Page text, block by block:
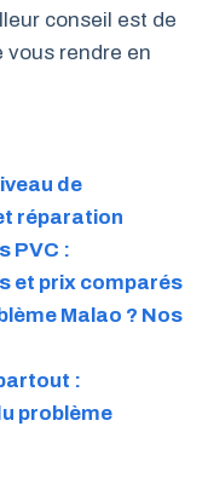
conseil est de
vous rendre en
de
réparation
PVC :
et prix comparés
Malao ? Nos
:
problème